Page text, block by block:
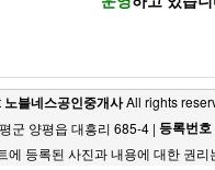
노블네스공인중개사All rights
군 양평읍 대흥리 685-4 | 등록번호
에 등록된 사진과 내용에 대한 권